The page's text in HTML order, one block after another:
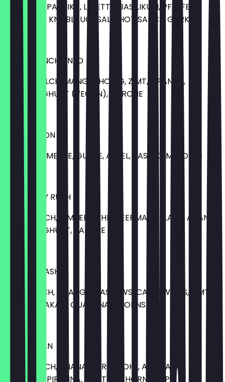
TOMATEN, PAPRIKA, LIMETTE, BASILIKUM, PFEFFER,
ROSMARIN, KNOBLAUCHSALZ, HOT SAUCE, GURKE
MANGO UNCHAINED
MANDELMILCH, MANGO, HONIG, ZIMT, ORANGE,
NATURJOGHURT (VEGAN), ZITRONE
JOHN LEMON
ZITRONE, LIMETTE, GURKE, APFEL, BASILIKUM, HONIG
RASPBERRY RUSH
KOKOSMILCH, HIMBEERE, HIMBEERMARMELADE, ANANAS,
KOKOSJOGHURT, BANANE
JOHNNY CASH
HAFERMILCH, ORANGE, CASHEWS, CASHEWMUS, ZIMT,
WEISSER KAKAO, GUARANA, AHORNSIRUP
BILLY OCEAN
KOKOSMILCH, ANANAS, GRÜNKOHL, AVOCADO,
MATCHA, SPIRULINA, LIMETTE, AHORNSIRUP